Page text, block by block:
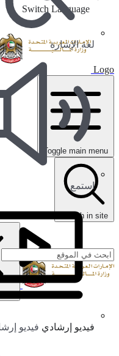
لغة الإشارة
استمع
فيديو إرشادي فيديو
Switch Language
Logo
Toggle main menu
search in site